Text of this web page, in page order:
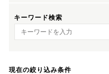
キーワード検索
キーワード検索
現在の絞り込み条件